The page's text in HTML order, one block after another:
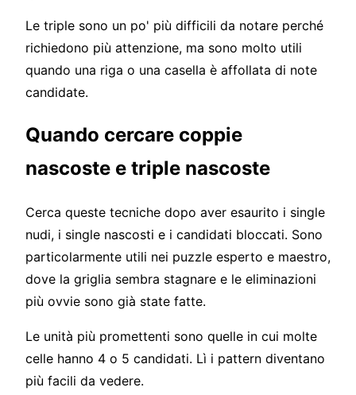
Le triple sono un po' più difficili da notare perché
richiedono più attenzione, ma sono molto utili
quando una riga o una casella è affollata di note
candidate.
Quando cercare coppie
nascoste e triple nascoste
Cerca queste tecniche dopo aver esaurito i single
nudi, i single nascosti e i candidati bloccati. Sono
particolarmente utili nei puzzle esperto e maestro,
dove la griglia sembra stagnare e le eliminazioni
più ovvie sono già state fatte.
Le unità più promettenti sono quelle in cui molte
celle hanno 4 o 5 candidati. Lì i pattern diventano
più facili da vedere.